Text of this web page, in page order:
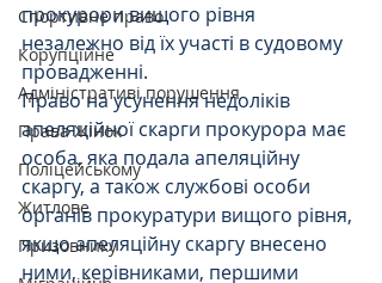
Спортивне право
Корупційне
Адміністративі порушення
Права Жінок
Поліцейському
Житлове
Призовнику
прокурори вищого рівня
незалежно від їх участі в судовому
провадженні.
Право на усунення недоліків
апеляційної скарги прокурора має
особа, яка подала апеляційну
скаргу, а також службові особи
органів прокуратури вищого рівня,
якщо апеляційну скаргу внесено
ними, керівниками, першими